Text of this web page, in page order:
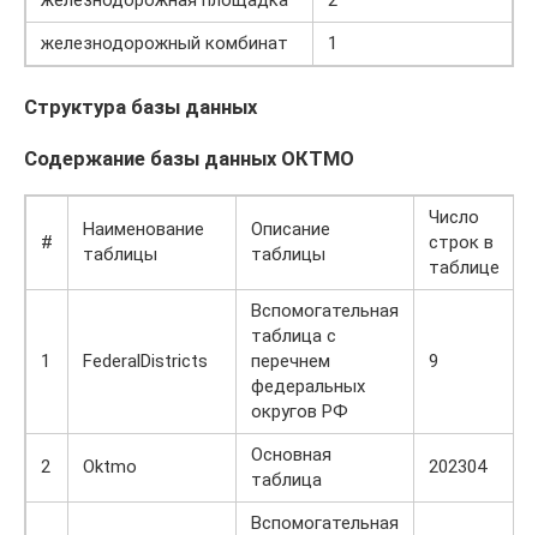
железнодорожный комбинат
1
Структура базы данных
Содержание базы данных ОКТМО
#
Наименование
таблицы
Описание
таблицы
Число
строк в
таблице
1 FederalDistricts
Вспомогательная
таблица с
перечнем
федеральных
округов РФ
9
2 Oktmo
Основная
таблица
202304
Вспомогательная